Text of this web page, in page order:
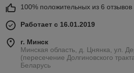
100% положительных из 6 отзывов
Работает с 16.01.2019
г. Минск
Минская область, д. Цнянка, ул.
(пересечение Долгиновского
Беларусь